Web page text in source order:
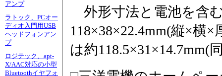
アンプ
ラトック、PCオー
ディオ入門用USB
ヘッドフォンアン
プ
ロジテック、apt-
X/AAC対応の小型
Bluetoothイヤフォ
外形寸法と電池を含
118×38×22.4mm(縦×横
は約118.5×31×14.7mm(